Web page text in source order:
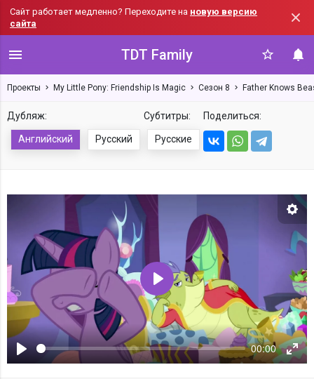
Сайт работает медленно? Переходите на новую версию
сайта
TDT Family
Проекты My Little Pony: Friendship Is Magic Сезон 8 Father Knows
Дубляж:
Английский Русский
Субтитры:
Русские
Поделиться:
Воспроизвести
00:00
Воспроизвести